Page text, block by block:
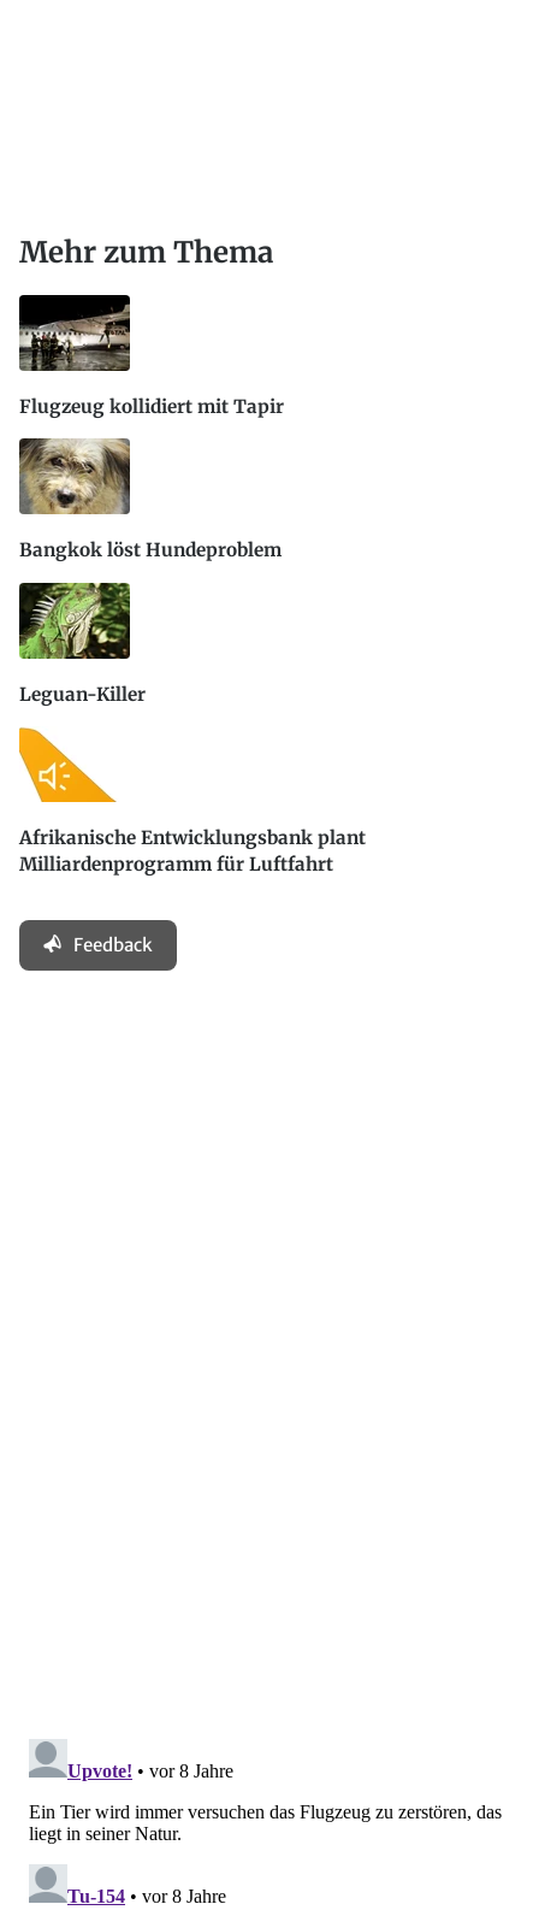
Mehr zum Thema
Flugzeug kollidiert mit Tapir
Bangkok löst Hundeproblem
Leguan-Killer
Afrikanische Entwicklungsbank plant
Milliardenprogramm für Luftfahrt
Feedback